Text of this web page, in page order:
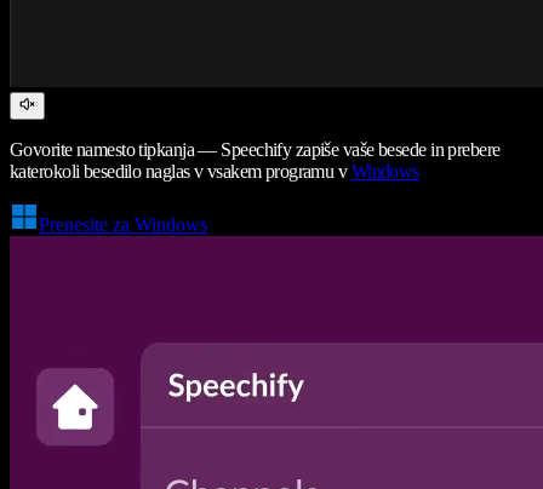
Govorite namesto tipkanja — Speechify zapiše vaše besede in prebere
katerokoli besedilo naglas v vsakem programu vWindows
Prenesite za Windows